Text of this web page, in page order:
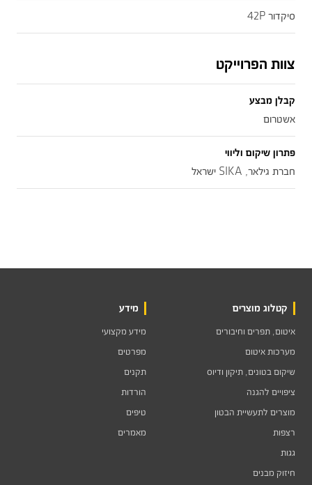
סיקדור 42P
צוות הפרוייקט
קבלן מבצע
אשטרום
פתרון שיקום וליווי
חברת גילאר, SIKA ישראל
קטלוג מוצרים
איטום, תפרים וחיבורים
מערכות איטום
שיקום בטונים, תיקון ודיוס
ציפויים להגנה
מוצרים לתעשיית הבטון
רצפות
גגות
חיזוק מבנים
מידע
מידע מקצועי
מפרטים
תקנים
הורדות
טיפים
מאמרים